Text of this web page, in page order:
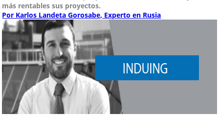
más rentables sus proyectos.
Por Karlos Landeta Gorosabe, Experto en Rusia